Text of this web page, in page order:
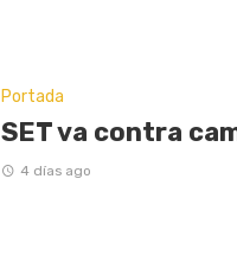
Portada
SET va contra
4 días ago